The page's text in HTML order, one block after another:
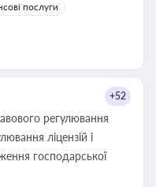
послуги
+52
регулювання
ліцензій і
господарської